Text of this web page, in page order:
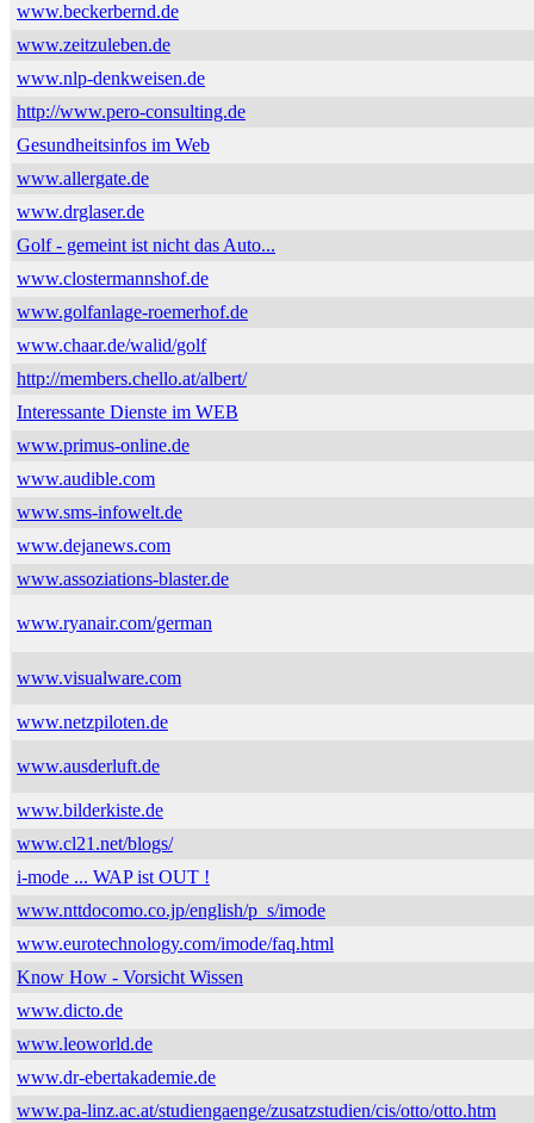
www.beckerbernd.de
www.zeitzuleben.de
www.nlp-denkweisen.de
http://www.pero-consulting.de
Gesundheitsinfos im Web
www.allergate.de
www.drglaser.de
Golf - gemeint ist nicht das Auto...
www.clostermannshof.de
www.golfanlage-roemerhof.de
www.chaar.de/walid/golf
http://members.chello.at/albert/
Interessante Dienste im WEB
www.primus-online.de
www.audible.com
www.sms-infowelt.de
www.dejanews.com
www.assoziations-blaster.de
www.ryanair.com/german
www.visualware.com
www.netzpiloten.de
www.ausderluft.de
www.bilderkiste.de
www.cl21.net/blogs/
i-mode ... WAP ist OUT !
www.nttdocomo.co.jp/english/p_s/imode
www.eurotechnology.com/imode/faq.html
Know How - Vorsicht Wissen
www.dicto.de
www.leoworld.de
www.dr-ebertakademie.de
www.pa-linz.ac.at/studiengaenge/zusatzstudien/cis/otto/otto.htm